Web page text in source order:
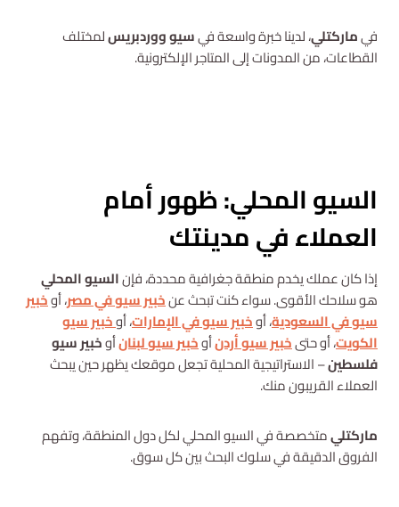
فيماركتلي، لدينا خبرة واسعة فيسيو ووردبريسلمختلف
القطاعات، من المدونات إلى المتاجر الإلكترونية.
السيو المحلي: ظهور أمام
العملاء في مدينتك
إذا كان عملك يخدم منطقة جغرافية محددة، فإنالسيو المحلي
هو سلاحك الأقوى. سواء كنت تبحث عنخبير سيو في مصر، أوخبير
سيو في السعودية، أوخبير سيو في الإمارات، أوخبير سيو
الكويت، أو حتىخبير سيو أردنأوخبير سيو لبنانأوخبير سيو
فلسطين– الاستراتيجية المحلية تجعل موقعك يظهر حين يبحث
العملاء القريبون منك.
ماركتليمتخصصة في السيو المحلي لكل دول المنطقة، وتفهم
الفروق الدقيقة في سلوك البحث بين كل سوق.